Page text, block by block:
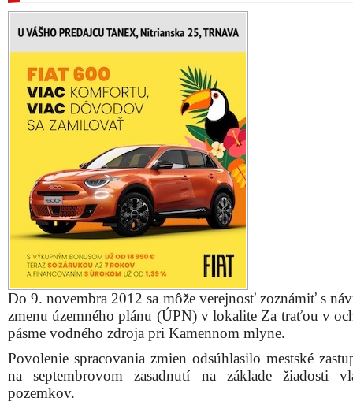
Do 9. novembra 2012 sa môže verejnosť zoznámiť s
zmenu územného plánu (ÚPN) v lokalite Za traťou v
pásme vodného zdroja pri Kamennom mlyne.
Povolenie spracovania zmien odsúhlasilo mestské
na septembrovom zasadnutí na základe žiadosti
pozemkov.